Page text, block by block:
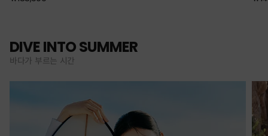
DIVE INTO SUMMER
바다가 부르는 시간